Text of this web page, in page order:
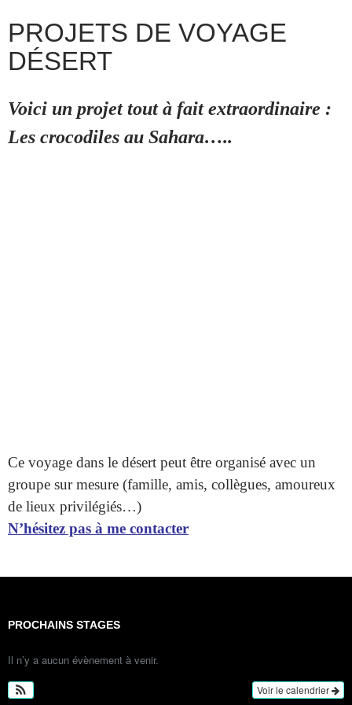
PROJETS DE VOYAGE
DÉSERT
Voici un projet tout à fait extraordinaire :
Les crocodiles au Sahara…..
Ce voyage dans le désert peut être organisé avec un
groupe sur mesure (famille, amis, collègues, amoureux
de lieux privilégiés…)
N’hésitez pas à me contacter
PROCHAINS STAGES
Il n’y a aucun évènement à venir.
Voir le calendrier